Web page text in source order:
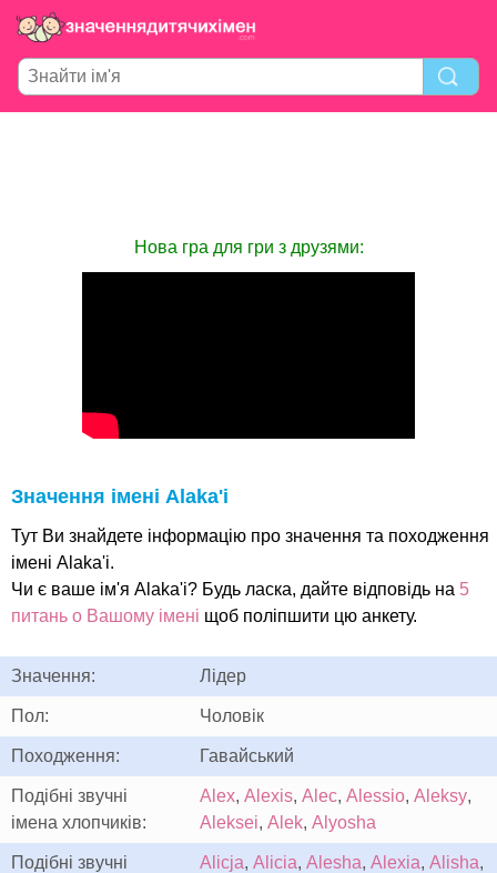
Нова гра для гри з друзями:
Значення імені Alaka'i
Тут Ви знайдете інформацію про значення та походження
імені Alaka'i.
Чи є ваше ім'я Alaka'i? Будь ласка, дайте відповідь на 5
питань о Вашому імені щоб поліпшити цю анкету.
Значення: Лідер
Пол: Чоловік
Походження: Гавайський
Подібні звучні
імена хлопчиків:
Alex, Alexis, Alec, Alessio, Aleksy,
Aleksei, Alek, Alyosha
Подібні звучні
Alicja, Alicia, Alesha, Alexia, Alisha,